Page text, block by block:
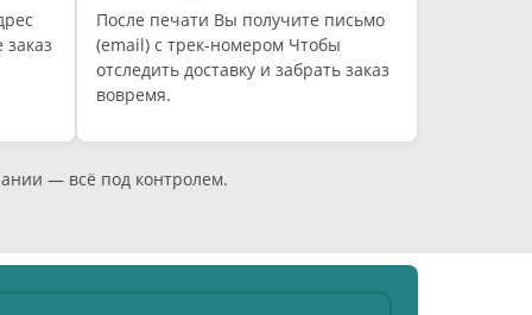
После печати Вы получите письмо
(email) c трек-номером Чтобы
отследить доставку и забрать заказ
вовремя.
— всё под контролем.